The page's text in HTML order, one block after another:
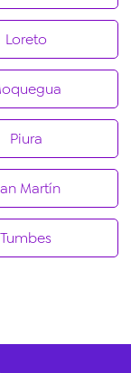
Loreto
Piura
Martín
Tumbes